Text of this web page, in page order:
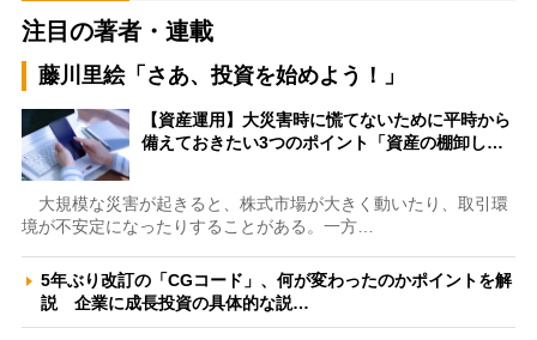
注目の著者・連載
藤川里絵「さあ、投資を始めよう！」
【資産運用】大災害時に慌てないために平時から
備えておきたい3つのポイント「資産の棚卸し…
大規模な災害が起きると、株式市場が大きく動いたり、取引環
境が不安定になったりすることがある。一方…
5年ぶり改訂の「CGコード」、何が変わったのかポイントを解
説 企業に成長投資の具体的な説…